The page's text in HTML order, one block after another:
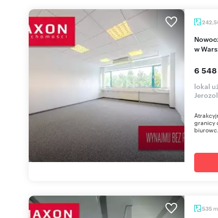
Nowoczesne biuro 242 m² przy Al. Jerozolimskich
w
6 548
lokal
granicy
535 m